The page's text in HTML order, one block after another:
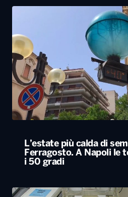
L’estate più calda di
Ferragosto. A Napoli le
i 50 gradi